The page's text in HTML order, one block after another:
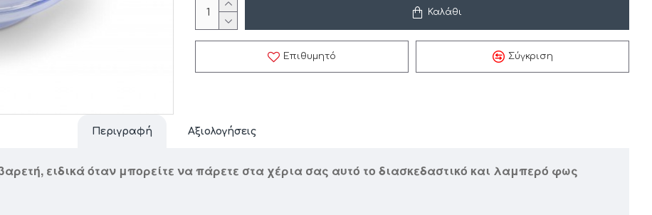
Καλάθι
Επιθυμητό Σύγκριση
Περιγραφή Αξιολογήσεις
ειδικά όταν μπορείτε να πάρετε στα χέρια σας αυτό το διασκεδαστικό και λαμπερό φως